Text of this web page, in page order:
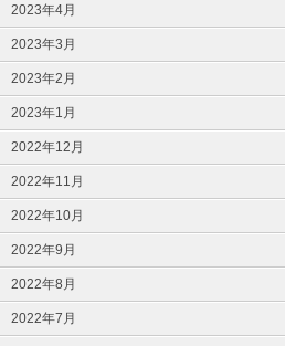
2023年4月
2023年3月
2023年2月
2023年1月
2022年12月
2022年11月
2022年10月
2022年9月
2022年8月
2022年7月